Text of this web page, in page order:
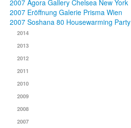
2007 Agora Gallery Chelsea New York
2007 Eröffnung Galerie Prisma Wien
2007 Soshana 80 Housewarming Party
2014
2013
2012
2011
2010
2009
2008
2007